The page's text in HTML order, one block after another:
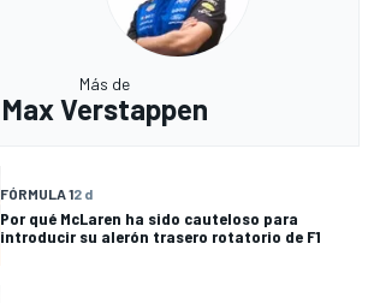
Más de
Max Verstappen
FÓRMULA 12 d
Por qué McLaren ha sido cauteloso para
introducir su alerón trasero rotatorio de F1